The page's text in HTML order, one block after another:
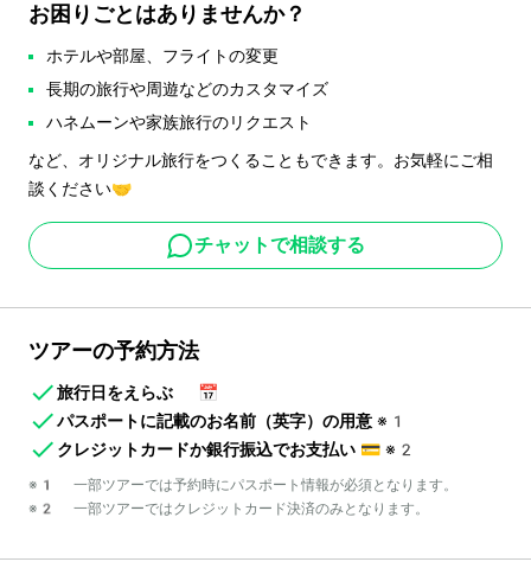
お困りごとはありませんか？
ホテルや部屋、フライトの変更
長期の旅行や周遊などのカスタマイズ
ハネムーンや家族旅行のリクエスト
など、オリジナル旅行をつくることもできます。お気軽にご相
談ください🤝
チャットで相談する
ツアーの予約方法
旅行日をえらぶ
📅
パスポートに記載のお名前（英字）の用意 ※1
クレジットカードか銀行振込でお支払い 💳 ※2
※1 一部ツアーでは予約時にパスポート情報が必須となります。
※2 一部ツアーではクレジットカード決済のみとなります。